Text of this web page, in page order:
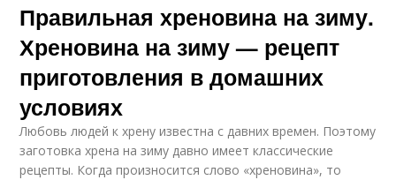
Правильная хреновина на зиму.
Хреновина на зиму — рецепт
приготовления в домашних
условиях
Любовь людей к хрену известна с давних времен. Поэтому
заготовка хрена на зиму давно имеет классические
рецепты. Когда произносится слово «хреновина», то